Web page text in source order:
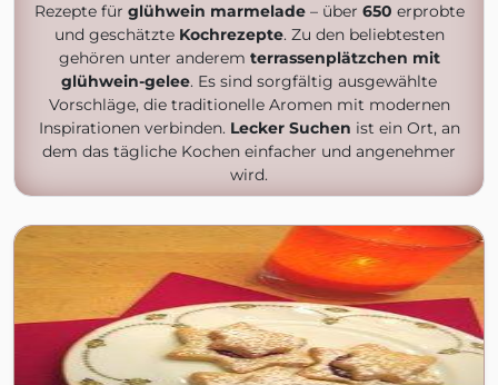
Rezepte für glühwein marmelade– über 650 erprobte
und geschätzte Kochrezepte. Zu den beliebtesten
gehören unter anderem terrassenplätzchen mit
glühwein-gelee. Es sind sorgfältig ausgewählte
Vorschläge, die traditionelle Aromen mit modernen
Inspirationen verbinden. Lecker Suchen ist ein Ort, an
dem das tägliche Kochen einfacher und angenehmer
wird.